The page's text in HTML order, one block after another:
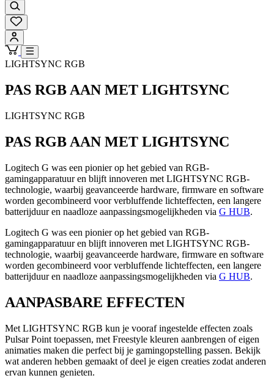
LIGHTSYNC RGB
PAS RGB AAN MET LIGHTSYNC
LIGHTSYNC RGB
PAS RGB AAN MET LIGHTSYNC
Logitech G was een pionier op het gebied van RGB-
gamingapparatuur en blijft innoveren met LIGHTSYNC RGB-
technologie, waarbij geavanceerde hardware, firmware en software
worden gecombineerd voor verbluffende lichteffecten, een langere
batterijduur en naadloze aanpassingsmogelijkheden via G HUB.
Logitech G was een pionier op het gebied van RGB-
gamingapparatuur en blijft innoveren met LIGHTSYNC RGB-
technologie, waarbij geavanceerde hardware, firmware en software
worden gecombineerd voor verbluffende lichteffecten, een langere
batterijduur en naadloze aanpassingsmogelijkheden via G HUB.
AANPASBARE EFFECTEN
Met LIGHTSYNC RGB kun je vooraf ingestelde effecten zoals
Pulsar Point toepassen, met Freestyle kleuren aanbrengen of eigen
animaties maken die perfect bij je gamingopstelling passen. Bekijk
wat anderen hebben gemaakt of deel je eigen creaties zodat anderen
ervan kunnen genieten.